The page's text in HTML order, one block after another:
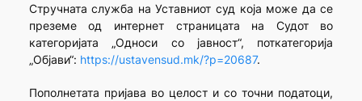
Стручната служба на Уставниот суд која може да се
преземе од интернет страницата на Судот во
категоријата „Односи со јавност“, поткатегорија
„Објави“: https://ustavensud.mk/?p=20687.
Пополнетата пријава во целост и со точни податоци,